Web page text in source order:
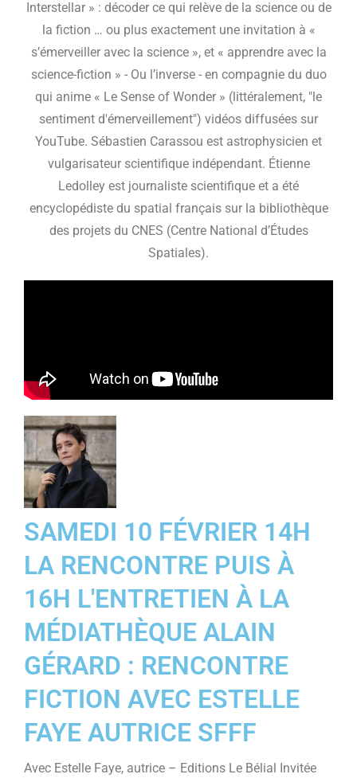
Interstellar » : décoder ce qui relève de la science ou de
la fiction … ou plus exactement une invitation à «
s’émerveiller avec la science », et « apprendre avec la
science-fiction » - Ou l’inverse - en compagnie du duo
qui anime « Le Sense of Wonder » (littéralement, "le
sentiment d'émerveillement") vidéos diffusées sur
YouTube. Sébastien Carassou est astrophysicien et
vulgarisateur scientifique indépendant. Étienne
Ledolley est journaliste scientifique et a été
encyclopédiste du spatial français sur la bibliothèque
des projets du CNES (Centre National d’Études
Spatiales).
SAMEDI 10 FÉVRIER 14H
LA RENCONTRE PUIS À
16H L'ENTRETIEN À LA
MÉDIATHÈQUE ALAIN
GÉRARD : RENCONTRE
FICTION AVEC ESTELLE
FAYE AUTRICE SFFF
Avec Estelle Faye, autrice – Editions Le Bélial Invitée